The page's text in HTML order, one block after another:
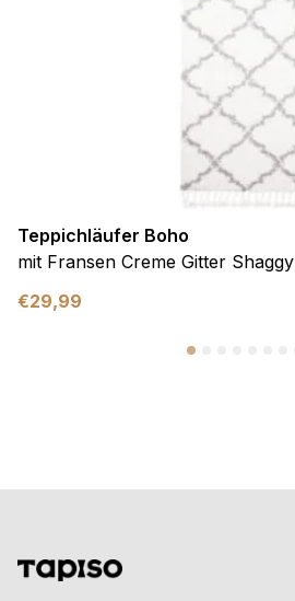
Teppichläufer Boho
mit Fransen Creme Gitter Shaggy
€29,99